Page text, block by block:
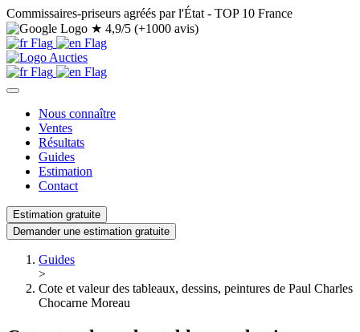
Commissaires-priseurs agréés par l'État - TOP 10 France
★ 4,9/5 (+1000 avis)
Nous connaître
Ventes
Résultats
Guides
Estimation
Contact
Estimation gratuite
Demander une estimation gratuite
Guides
>
Cote et valeur des tableaux, dessins, peintures de Paul Charles
Chocarne Moreau